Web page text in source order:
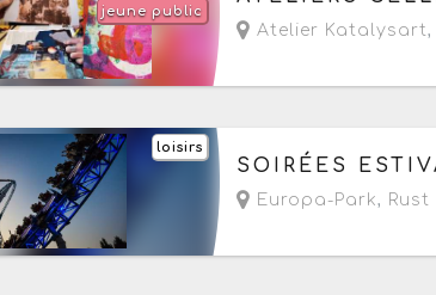
jeune public
Atelier Katalysart,
loisirs
Du samedi 18 juillet
SOIRÉES
Europa-Park, Rust